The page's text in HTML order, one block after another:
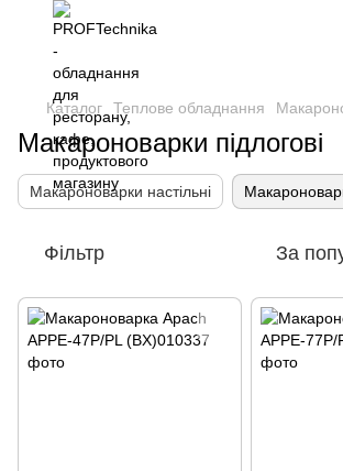
Каталог Теплове обладнання
Макароноварки підлогові
Макароноварки настільні
Фільтр За